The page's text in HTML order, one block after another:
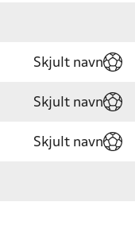
Skjult navn
Skjult navn
Skjult navn